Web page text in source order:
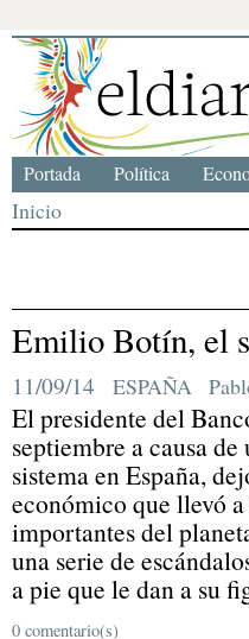
Inicio
Emilio Botín, el
11/09/14 ESPAÑA
El presidente del
septiembre a causa
sistema en España,
económico que llevó
importantes del
una serie de
a pie que le dan a su
0 comentario(s)
Portada Política